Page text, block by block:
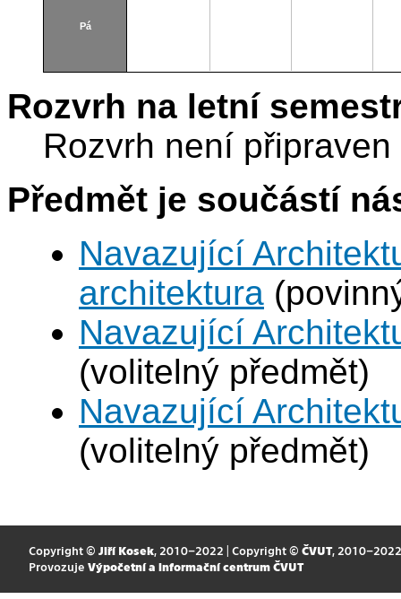
Pá
Rozvrh na letní
Rozvrh není připraven
Předmět je součástí
Navazující
architektura
Navazující
(volitelný předmět)
Navazující
(volitelný předmět)
Copyright © Jiří Kosek, 2010–2022 | Copyright © ČVUT, 2010–2022
Provozuje Výpočetní a informační centrum ČVUT